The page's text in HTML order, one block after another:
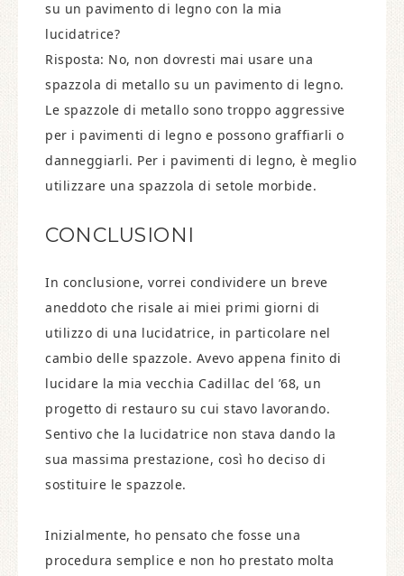
su un pavimento di legno con la mia
lucidatrice?
Risposta: No, non dovresti mai usare una
spazzola di metallo su un pavimento di legno.
Le spazzole di metallo sono troppo aggressive
per i pavimenti di legno e possono graffiarli o
danneggiarli. Per i pavimenti di legno, è meglio
utilizzare una spazzola di setole morbide.
CONCLUSIONI
In conclusione, vorrei condividere un breve
aneddoto che risale ai miei primi giorni di
utilizzo di una lucidatrice, in particolare nel
cambio delle spazzole. Avevo appena finito di
lucidare la mia vecchia Cadillac del ’68, un
progetto di restauro su cui stavo lavorando.
Sentivo che la lucidatrice non stava dando la
sua massima prestazione, così ho deciso di
sostituire le spazzole.
Inizialmente, ho pensato che fosse una
procedura semplice e non ho prestato molta